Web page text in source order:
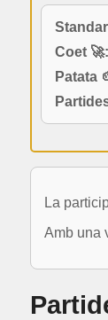
Coet 🚀:
Patata
La
Amb una